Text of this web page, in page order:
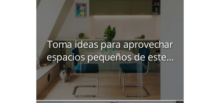
Toma ideas para aprovechar
espacios pequeños de este...